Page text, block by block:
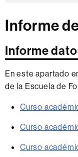
Informe
Informe
En este apartado
de la Escuela de
Curso
Curso
Curso